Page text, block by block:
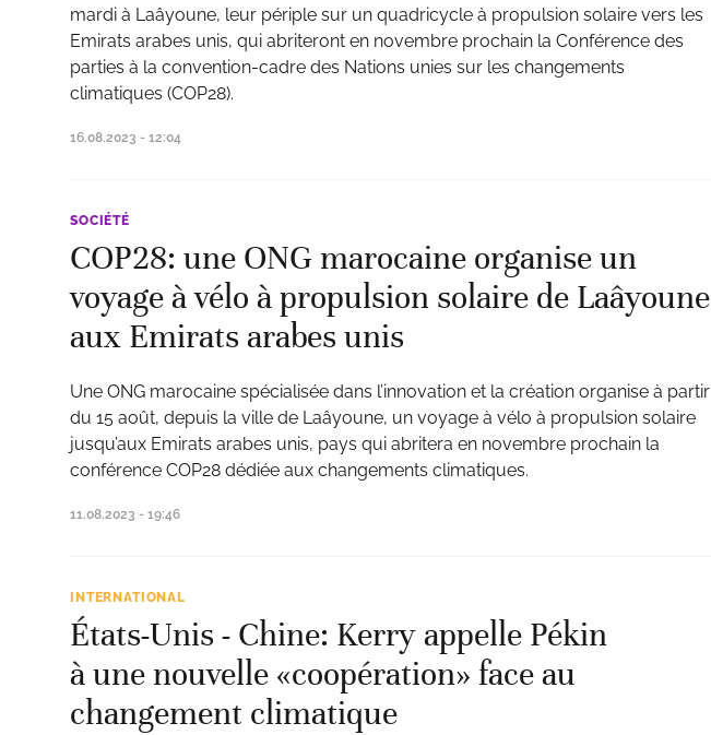
mardi à Laâyoune, leur périple sur un quadricycle à propulsion solaire vers les
Emirats arabes unis, qui abriteront en novembre prochain la Conférence des
parties à la convention-cadre des Nations unies sur les changements
climatiques (COP28).
16.08.2023 - 12:04
SOCIÉTÉ
COP28: une ONG marocaine organise un
voyage à vélo à propulsion solaire de Laâyoune
aux Emirats arabes unis
Une ONG marocaine spécialisée dans l’innovation et la création organise à partir
du 15 août, depuis la ville de Laâyoune, un voyage à vélo à propulsion solaire
jusqu’aux Emirats arabes unis, pays qui abritera en novembre prochain la
conférence COP28 dédiée aux changements climatiques.
11.08.2023 - 19:46
INTERNATIONAL
États-Unis - Chine: Kerry appelle Pékin
à une nouvelle «coopération» face au
changement climatique